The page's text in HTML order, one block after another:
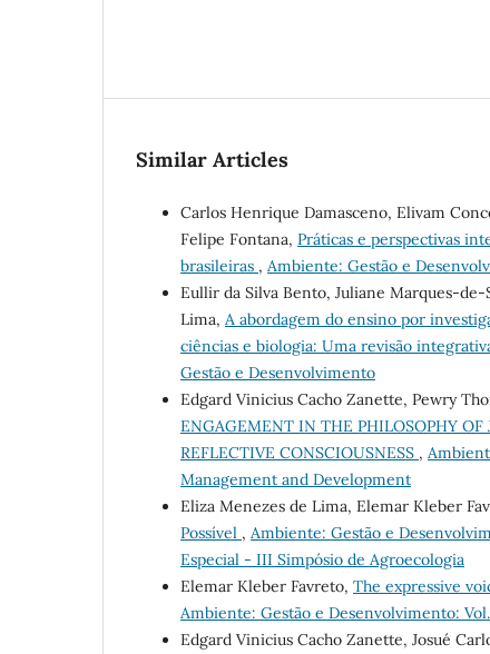
Similar Articles
Carlos Henrique Damasceno, Elivam
Felipe Fontana, Práticas e perspectivas
brasileiras , Ambiente: Gestão e
Eullir da Silva Bento, Juliane Marques-de-
Lima, A abordagem do ensino por
ciências e biologia: Uma revisão
Gestão e Desenvolvimento
Edgard Vinicius Cacho Zanette, Pewry
ENGAGEMENT IN THE PHILOSOPHY
REFLECTIVE CONSCIOUSNESS ,
Management and Development
Eliza Menezes de Lima, Elemar Kleber
Possível , Ambiente: Gestão e
Especial - III Simpósio de Agroecologia
Elemar Kleber Favreto, The expressive
Ambiente: Gestão e Desenvolvimento:
Edgard Vinicius Cacho Zanette, Josué